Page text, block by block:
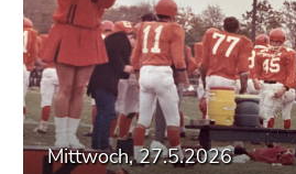
Mittwoch, 27.5.2026